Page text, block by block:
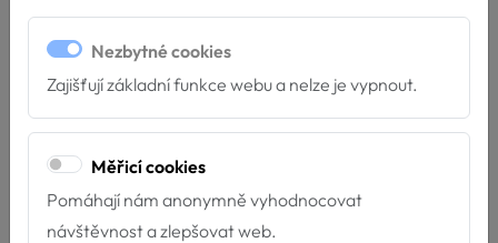
Vstupní testy podzim
Nezbytné cookies
Zajišťují základní funkce webu a nelze je vypnout.
Měřicí cookies
Pomáhají nám anonymně vyhodnocovat
návštěvnost a zlepšovat web.